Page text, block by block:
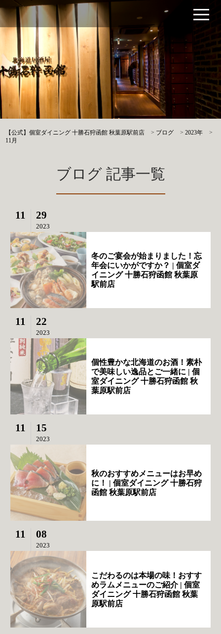
【公式】個室ダイニング 十勝石狩函館 秋葉原駅前店 > ブログ >2023年
>
11月
ブログ 記事一覧
11 29
2023
冬のご宴会が始まりました！忘
年会にいかがですか？ | 個室ダ
イニング 十勝石狩函館 秋葉原
駅前店
11 22
2023
個性豊かな北海道のお酒！素朴
で美味しい逸品とご一緒に | 個
室ダイニング 十勝石狩函館 秋
葉原駅前店
11 15
2023
秋のおすすめメニューはお早め
に！ | 個室ダイニング 十勝石狩
函館 秋葉原駅前店
11 08
2023
こだわるのは本場の味！おすす
めラムメニューのご紹介 | 個室
ダイニング 十勝石狩函館 秋葉
原駅前店